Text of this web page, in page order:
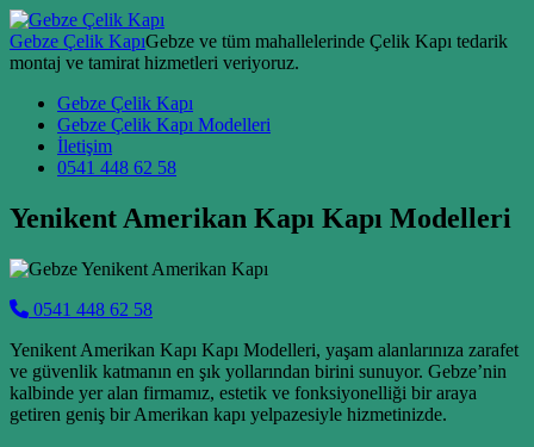
Skip to content
Gebze Çelik KapıGebze ve tüm mahallelerinde Çelik Kapı tedarik
montaj ve tamirat hizmetleri veriyoruz.
Main Navigation
Gebze Çelik Kapı
Gebze Çelik Kapı Modelleri
İletişim
0541 448 62 58
Yenikent Amerikan Kapı Kapı Modelleri
0541 448 62 58
Yenikent Amerikan Kapı Kapı Modelleri, yaşam alanlarınıza zarafet
ve güvenlik katmanın en şık yollarından birini sunuyor. Gebze’nin
kalbinde yer alan firmamız, estetik ve fonksiyonelliği bir araya
getiren geniş bir Amerikan kapı yelpazesiyle hizmetinizde.